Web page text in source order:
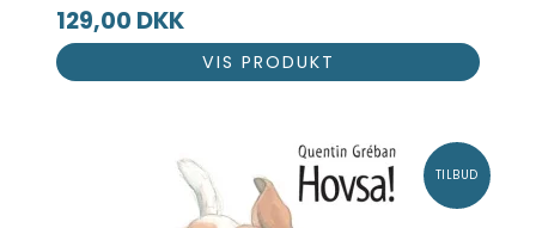
129,00 DKK
VIS PRODUKT
TILBUD